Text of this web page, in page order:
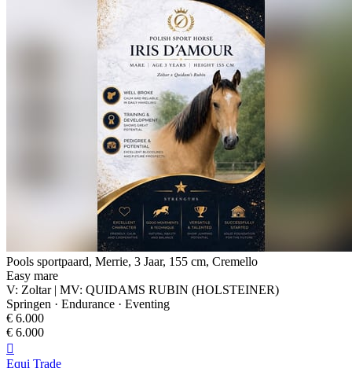
Pools sportpaard, Merrie, 3 Jaar, 155 cm, Cremello
Easy mare
V: Zoltar | MV: QUIDAMS RUBIN (HOLSTEINER)
Springen · Endurance · Eventing
€ 6.000
€ 6.000

Equi Trade